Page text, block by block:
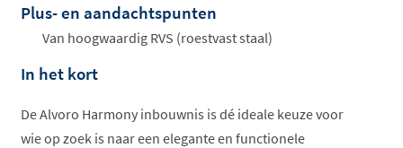
Offertes
ophalen...
Plus- en aandachtspunten
Van hoogwaardig RVS (roestvast staal)
In het kort
De Alvoro Harmony inbouwnis is dé ideale keuze voor
wie op zoek is naar een elegante en functionele